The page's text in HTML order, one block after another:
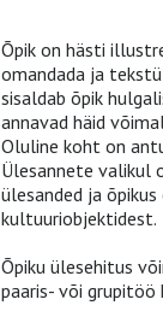
Õpik on hästi
omandada ja
sisaldab õpik
annavad häid
Oluline koht on
Ülesannete valikul
ülesanded ja
kultuuriobjektidest.
Õpiku ülesehitus
paaris- või grupitöö